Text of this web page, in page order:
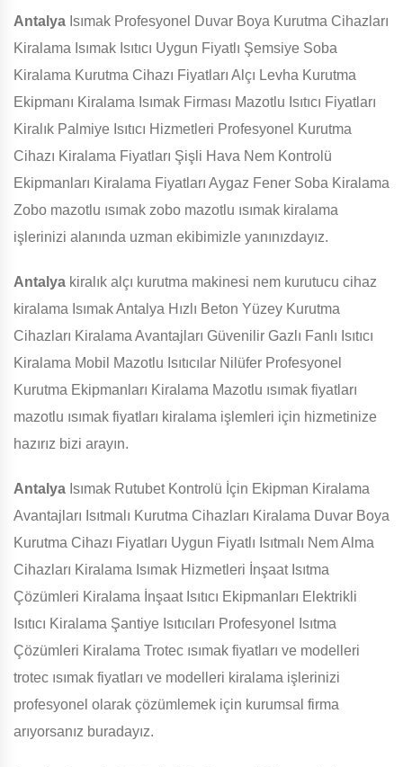
Antalya Isımak Profesyonel Duvar Boya Kurutma Cihazları
Kiralama Isımak Isıtıcı Uygun Fiyatlı Şemsiye Soba
Kiralama Kurutma Cihazı Fiyatları Alçı Levha Kurutma
Ekipmanı Kiralama Isımak Firması Mazotlu Isıtıcı Fiyatları
Kiralık Palmiye Isıtıcı Hizmetleri Profesyonel Kurutma
Cihazı Kiralama Fiyatları Şişli Hava Nem Kontrolü
Ekipmanları Kiralama Fiyatları Aygaz Fener Soba Kiralama
Zobo mazotlu ısımak zobo mazotlu ısımak kiralama
işlerinizi alanında uzman ekibimizle yanınızdayız.
Antalya kiralık alçı kurutma makinesi nem kurutucu cihaz
kiralama Isımak Antalya Hızlı Beton Yüzey Kurutma
Cihazları Kiralama Avantajları Güvenilir Gazlı Fanlı Isıtıcı
Kiralama Mobil Mazotlu Isıtıcılar Nilüfer Profesyonel
Kurutma Ekipmanları Kiralama Mazotlu ısımak fiyatları
mazotlu ısımak fiyatları kiralama işlemleri için hizmetinize
hazırız bizi arayın.
Antalya Isımak Rutubet Kontrolü İçin Ekipman Kiralama
Avantajları Isıtmalı Kurutma Cihazları Kiralama Duvar Boya
Kurutma Cihazı Fiyatları Uygun Fiyatlı Isıtmalı Nem Alma
Cihazları Kiralama Isımak Hizmetleri İnşaat Isıtma
Çözümleri Kiralama İnşaat Isıtıcı Ekipmanları Elektrikli
Isıtıcı Kiralama Şantiye Isıtıcıları Profesyonel Isıtma
Çözümleri Kiralama Trotec ısımak fiyatları ve modelleri
trotec ısımak fiyatları ve modelleri kiralama işlerinizi
profesyonel olarak çözümlemek için kurumsal firma
arıyorsanız buradayız.